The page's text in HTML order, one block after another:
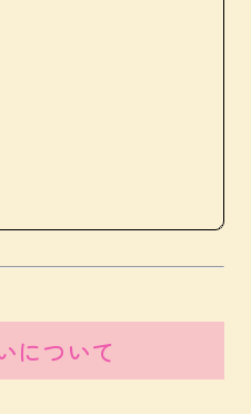
について